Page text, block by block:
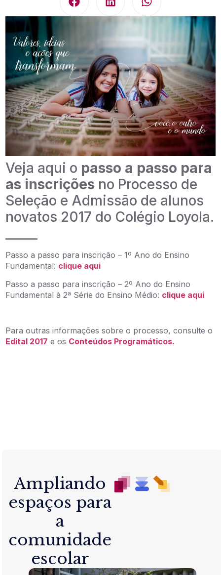
Veja aqui o passo a passo para
as inscrições no Processo de
Seleção e Admissão de alunos
novatos 2017 do Colégio Loyola.
Passo a passo para inscrição – 1º Ano do Ensino
Fundamental: clique aqui
Passo a passo para inscrição – 2º Ano do Ensino
Fundamental à 2ª Série do Ensino Médio: clique aqui
Para outras informações sobre o processo, consulte o
Edital 2017 e os Conteúdos Programáticos.
Ampliando
espaços para
a
comunidade
escolar